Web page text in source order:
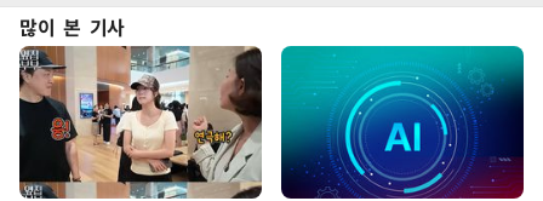
많이 본 기사